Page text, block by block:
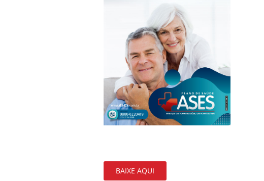
BAIXE AQUI